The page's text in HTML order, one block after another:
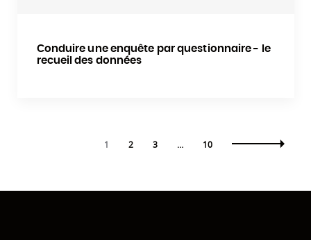
Conduire une enquête par questionnaire - le
recueil des données
1 2 3 … 10